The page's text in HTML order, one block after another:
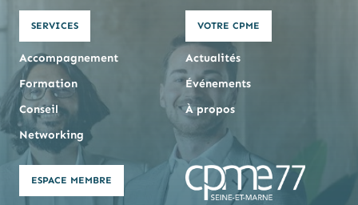
SERVICES
Accompagnement
Formation
Conseil
Networking
VOTRE CPME
Actualités
Événements
À propos
ESPACE MEMBRE